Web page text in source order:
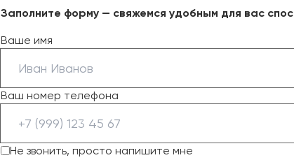
Заполните форму — свяжемся удобным для вас
Ваше имя
Ваш номер телефона
Не звонить, просто напишите мне